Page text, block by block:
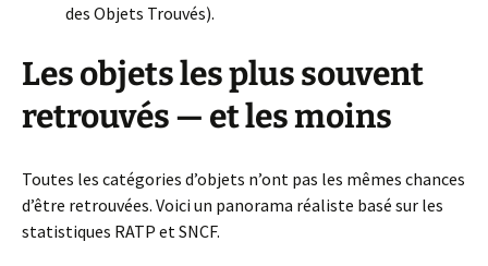
des Objets Trouvés).
Les objets les plus souvent
retrouvés — et les moins
Toutes les catégories d’objets n’ont pas les mêmes chances
d’être retrouvées. Voici un panorama réaliste basé sur les
statistiques RATP et SNCF.